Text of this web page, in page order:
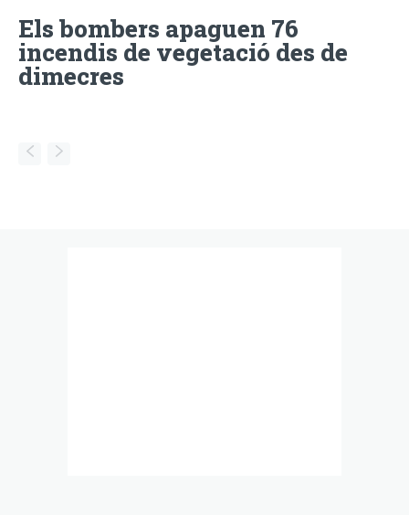
Els bombers apaguen 76
incendis de vegetació des de
dimecres